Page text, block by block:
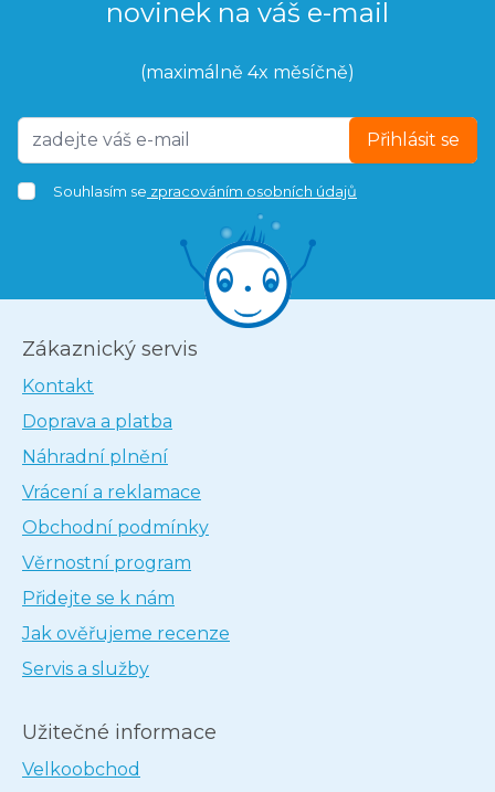
novinek na váš e-mail
(maximálně 4x měsíčně)
Přihlásit se
Souhlasím se zpracováním osobních údajů
Zákaznický servis
Kontakt
Doprava a platba
Náhradní plnění
Vrácení a reklamace
Obchodní podmínky
Věrnostní program
Přidejte se k nám
Jak ověřujeme recenze
Servis a služby
Užitečné informace
Velkoobchod